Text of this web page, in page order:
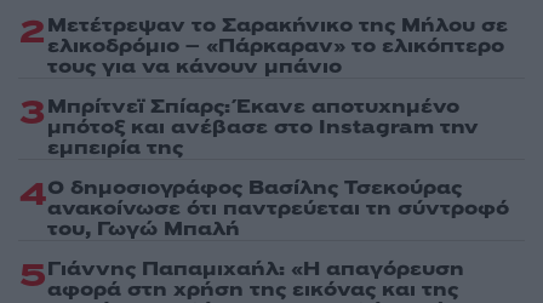
2Μετέτρεψαν το Σαρακήνικο της Μήλου σε
ελικοδρόμιο – «Πάρκαραν» το ελικόπτερο
τους για να κάνουν μπάνιο
3Μπρίτνεϊ Σπίαρς: Έκανε αποτυχημένο
μπότοξ και ανέβασε στο Instagram την
εμπειρία της
4Ο δημοσιογράφος Βασίλης Τσεκούρας
ανακοίνωσε ότι παντρεύεται τη σύντροφό
του, Γωγώ Μπαλή
5Γιάννης Παπαμιχαήλ: «Η απαγόρευση
αφορά στη χρήση της εικόνας και της